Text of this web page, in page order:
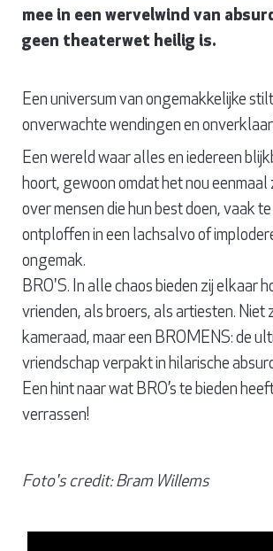
mee in een wervelwind van
geen theaterwet heilig is.
Een universum van ongemakkelijke
onverwachte wendingen en
Een wereld waar alles en iedereen
hoort, gewoon omdat het nou eenmaal
over mensen die hun best doen, vaak
ontploffen in een lachsalvo of
ongemak.
BRO'S. In alle chaos bieden zij elkaar
vrienden, als broers, als artiesten. Niet
kameraad, maar een BROMENS: de
vriendschap verpakt in hilarische
Een hint naar wat BRO’s te bieden
verrassen!
Foto's credit: Bram Willems